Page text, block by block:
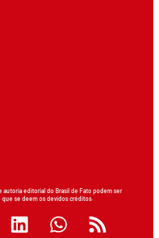
autoria editorial do Brasil de Fato podem ser
se deem os devidos créditos.